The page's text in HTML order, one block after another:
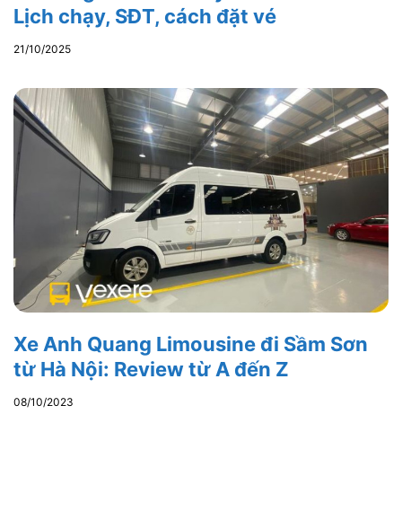
Lịch chạy, SĐT, cách đặt vé
21/10/2025
Xe Anh Quang Limousine đi Sầm Sơn
từ Hà Nội: Review từ A đến Z
08/10/2023